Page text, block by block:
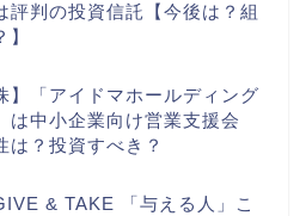
評判の投資信託【今後は？組
】「アイドマホールディング
は中小企業向け営業支援会
は？投資すべき？
& TAKE 「与える人」こ